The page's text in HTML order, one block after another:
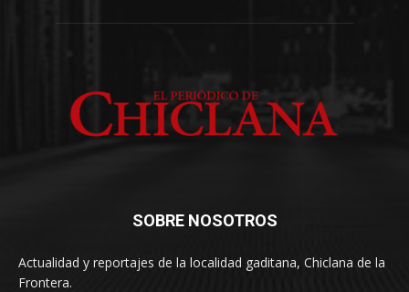
SOBRE NOSOTROS
Actualidad y reportajes de la localidad gaditana, Chiclana de la
Frontera.